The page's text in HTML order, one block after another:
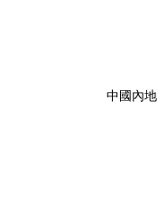
中國內地